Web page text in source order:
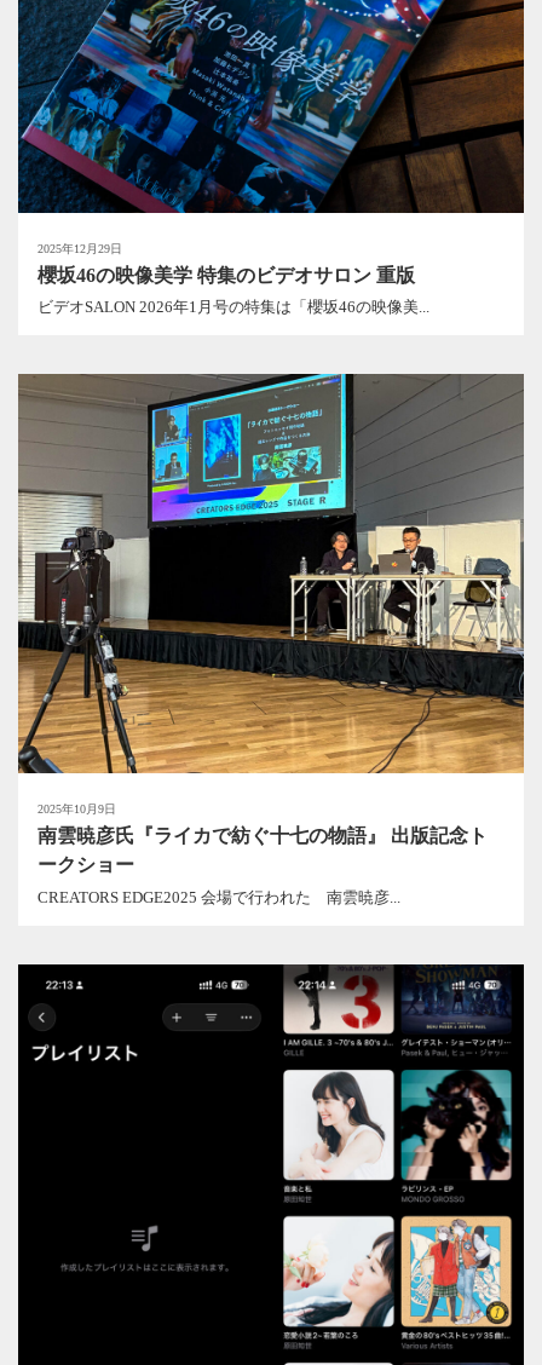
2025年12月29日
櫻坂46の映像美学 特集のビデオサロン 重版
ビデオSALON 2026年1月号の特集は「櫻坂46の映像美...
2025年10月9日
南雲暁彦氏『ライカで紡ぐ十七の物語』 出版記念ト
ークショー
CREATORS EDGE2025 会場で行われた 南雲暁彦...